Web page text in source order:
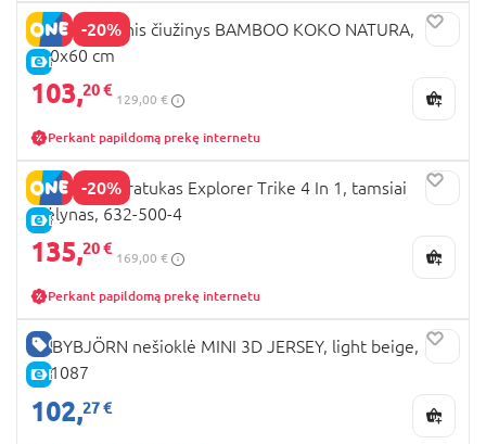
-20%
E-KAINA
MILLI kokosinis čiužinys BAMBOO KOKO NATURA,
120x60 cm
103,20 €
129,00 €
Perkant papildomą prekę internetu
-20%
E-KAINA
GLOBBER triratukas Explorer Trike 4 In 1, tamsiai
mėlynas, 632-500-4
135,20 €
169,00 €
Perkant papildomą prekę internetu
GERA KAINA
E-KAINA
BABYBJÖRN nešioklė MINI 3D JERSEY, light beige,
021087
102,27 €